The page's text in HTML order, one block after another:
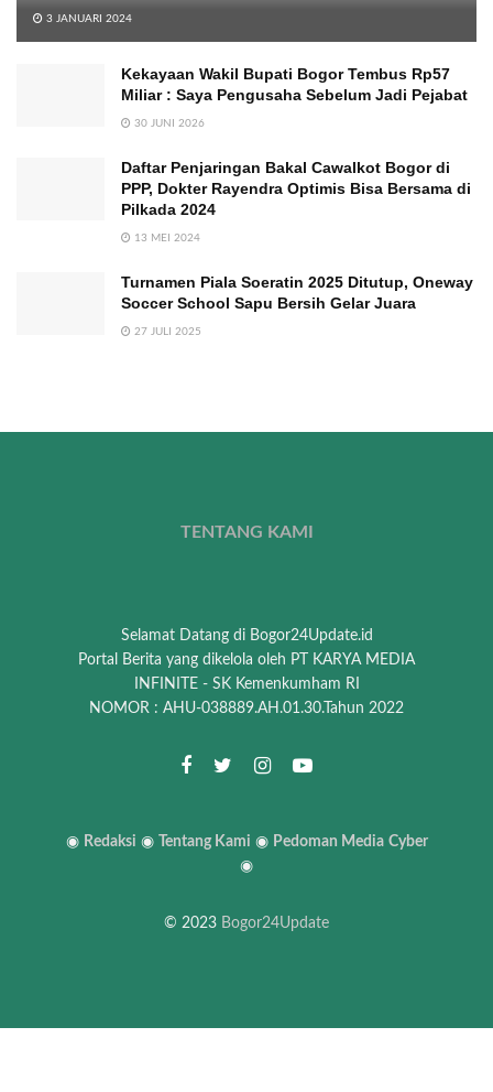
3 JANUARI 2024
Kekayaan Wakil Bupati Bogor Tembus Rp57
Miliar : Saya Pengusaha Sebelum Jadi Pejabat
30 JUNI 2026
Daftar Penjaringan Bakal Cawalkot Bogor di
PPP, Dokter Rayendra Optimis Bisa Bersama di
Pilkada 2024
13 MEI 2024
Turnamen Piala Soeratin 2025 Ditutup, Oneway
Soccer School Sapu Bersih Gelar Juara
27 JULI 2025
TENTANG KAMI
Selamat Datang di Bogor24Update.id
Portal Berita yang dikelola oleh PT KARYA MEDIA
INFINITE - SK Kemenkumham RI
NOMOR : AHU-038889.AH.01.30.Tahun 2022
◉ Redaksi ◉ Tentang Kami ◉ Pedoman Media Cyber
◉
© 2023 Bogor24Update